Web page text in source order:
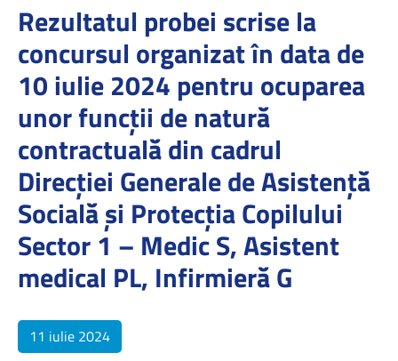
Rezultatul probei scrise la
concursul organizat în data de
10 iulie 2024 pentru ocuparea
unor funcții de natură
contractuală din cadrul
Direcției Generale de Asistență
Socială și Protecția Copilului
Sector 1 – Medic S, Asistent
medical PL, Infirmieră G
11 iulie 2024